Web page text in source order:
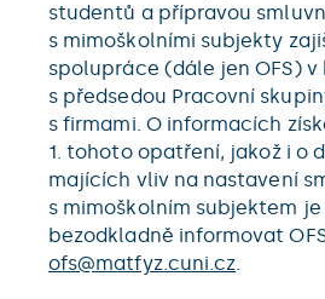
studentů a přípravou
s mimoškolními subjekty
spolupráce (dále jen OFS) v
s předsedou Pracovní
s firmami. O informacích
1. tohoto opatření, jakož i o
majících vliv na nastavení
s mimoškolním subjektem je
bezodkladně informovat
ofs@matfyz.cuni.cz.